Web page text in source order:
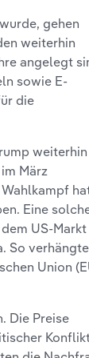
gehen
weiterhin
angelegt
sowie E-
die
weiterhin
März
Eine
US-Markt
So verhängte
Union
Die Preise